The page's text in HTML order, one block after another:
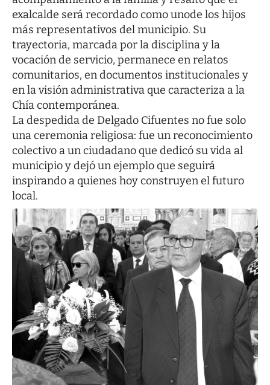
exalcalde será recordado como unode los hijos
más representativos del municipio. Su
trayectoria, marcada por la disciplina y la
vocación de servicio, permanece en relatos
comunitarios, en documentos institucionales y
en la visión administrativa que caracteriza a la
Chía contemporánea.
La despedida de Delgado Cifuentes no fue solo
una ceremonia religiosa: fue un reconocimiento
colectivo a un ciudadano que dedicó su vida al
municipio y dejó un ejemplo que seguirá
inspirando a quienes hoy construyen el futuro
local.